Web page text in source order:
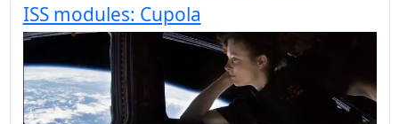
ISS modules: Cupola